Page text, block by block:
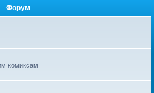
Форум
комиксам